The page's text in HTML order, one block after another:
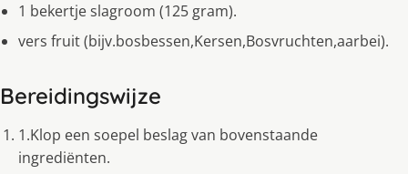
1 bekertje slagroom (125 gram).
vers fruit (bijv.bosbessen,Kersen,Bosvruchten,aarbei).
Bereidingswijze
1.Klop een soepel beslag van bovenstaande
ingrediënten.